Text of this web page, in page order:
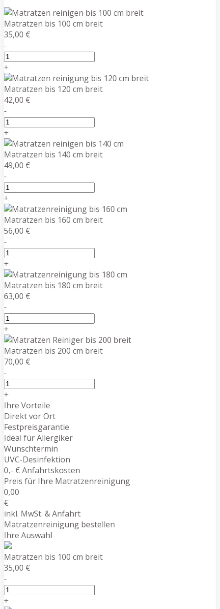
Matratzen bis 100 cm breit
35,00 €
-
+
Matratzen bis 120 cm breit
42,00 €
-
+
Matratzen bis 140 cm breit
49,00 €
-
+
Matratzen bis 160 cm breit
56,00 €
-
+
Matratzen bis 180 cm breit
63,00 €
-
+
Matratzen bis 200 cm breit
70,00 €
-
+
Ihre Vorteile
Direkt vor Ort
Festpreisgarantie
Ideal für Allergiker
Wunschtermin
UVC-Desinfektion
0,- € Anfahrtskosten
Preis für Ihre Matratzenreinigung
0,00
€
inkl. MwSt. & Anfahrt
Matratzenreinigung bestellen
Ihre Auswahl
Matratzen bis 100 cm breit
35,00 €
-
+